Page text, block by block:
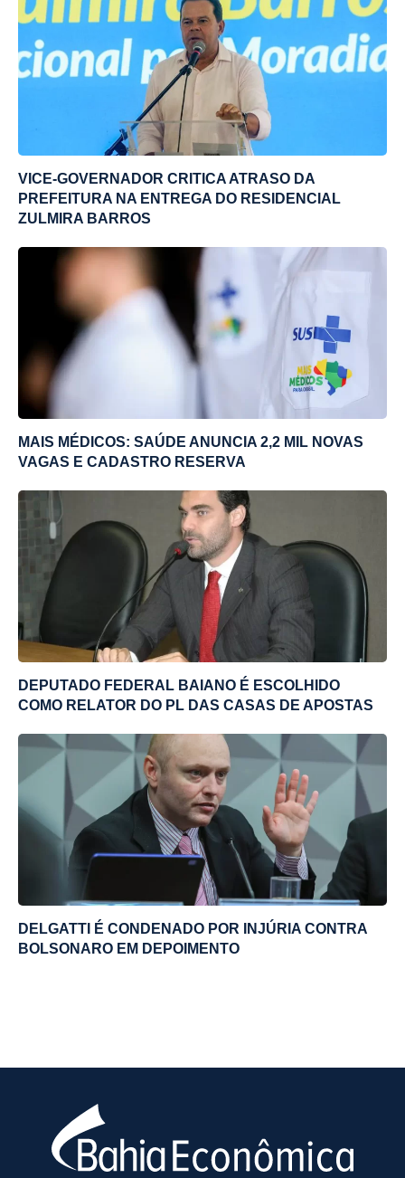
VICE-GOVERNADOR CRITICA ATRASO DA
PREFEITURA NA ENTREGA DO RESIDENCIAL
ZULMIRA BARROS
MAIS MÉDICOS: SAÚDE ANUNCIA 2,2 MIL NOVAS
VAGAS E CADASTRO RESERVA
DEPUTADO FEDERAL BAIANO É ESCOLHIDO
COMO RELATOR DO PL DAS CASAS DE APOSTAS
DELGATTI É CONDENADO POR INJÚRIA CONTRA
BOLSONARO EM DEPOIMENTO